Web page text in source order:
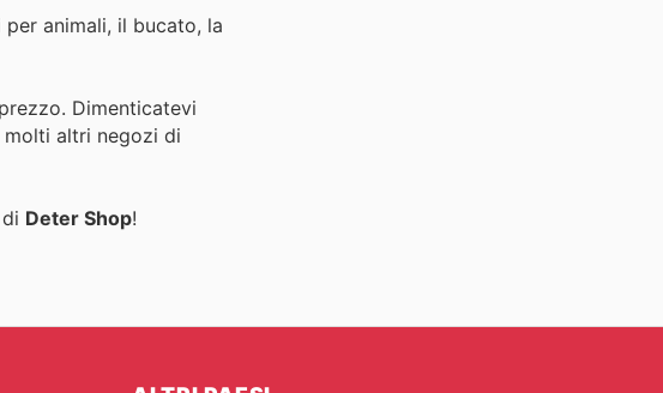
animali, il bucato, la
Dimenticatevi
molti altri negozi di
Deter Shop!